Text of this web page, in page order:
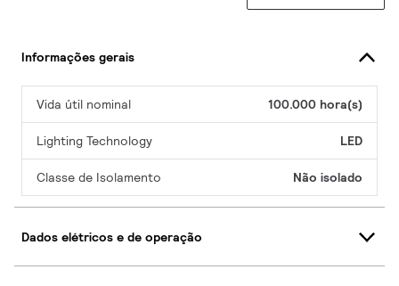
Informações gerais
Vida útil nominal 100.000 hora(s)
Lighting Technology LED
Classe de Isolamento Não isolado
Dados elétricos e de operação